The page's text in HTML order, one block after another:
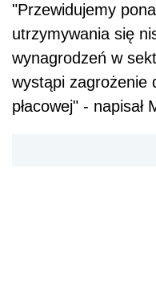
"Przewidujemy
utrzymywania się
wynagrodzeń w
wystąpi zagrożenie
płacowej" - napisał